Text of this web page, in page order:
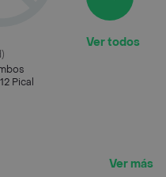
Pical
Ver todos
Ver más